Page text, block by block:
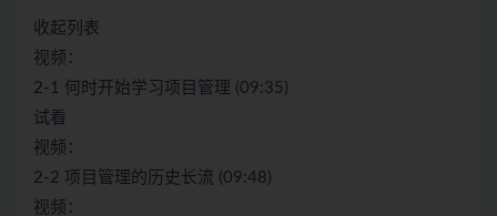
收起列表
视频：
2-1 何时开始学习项目管理 (09:35)
试看
视频：
2-2 项目管理的历史长流 (09:48)
视频：